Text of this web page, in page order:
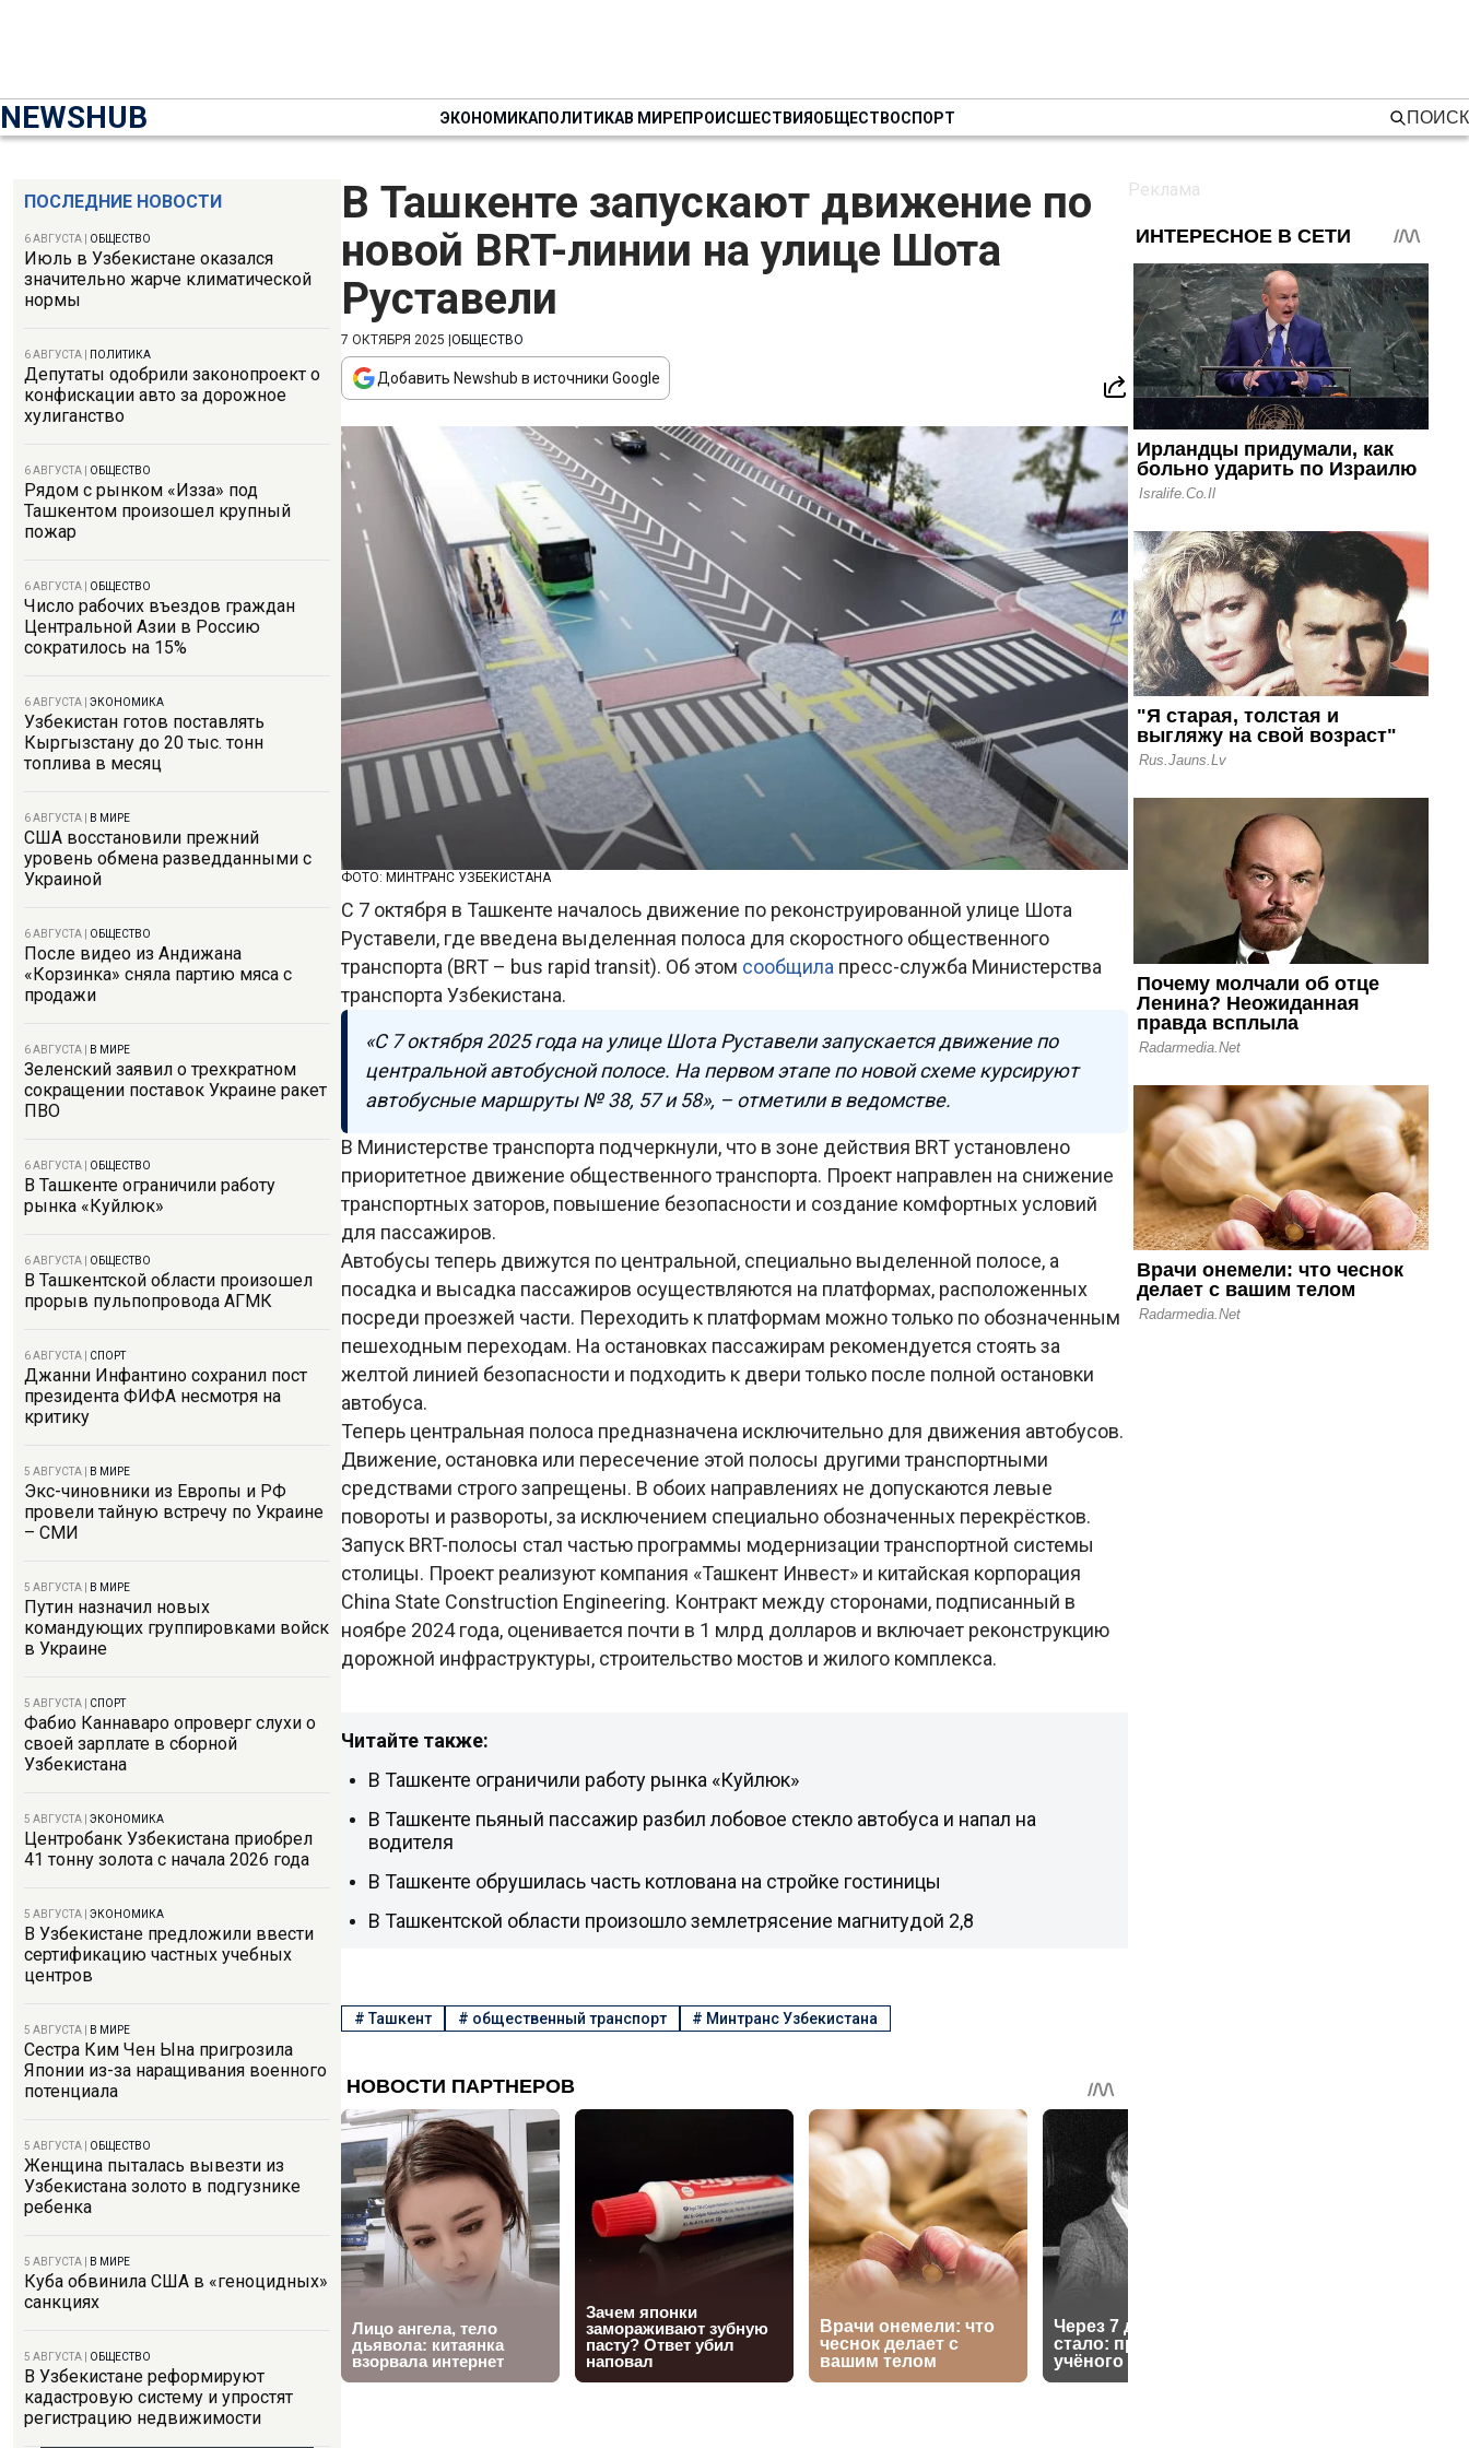
NEWSHUB ЭКОНОМИКАПОЛИТИКАВ МИРЕПРОИСШЕСТВИЯОБЩЕСТВОСПОРТ ПОИСК
ПОСЛЕДНИЕ НОВОСТИ
6 АВГУСТА ОБЩЕСТВО
Июль в Узбекистане оказался
значительно жарче климатической
нормы
6 АВГУСТА ПОЛИТИКА
Депутаты одобрили законопроект о
конфискации авто за дорожное
хулиганство
6 АВГУСТА ОБЩЕСТВО
Рядом с рынком «Изза» под
Ташкентом произошел крупный
пожар
6 АВГУСТА ОБЩЕСТВО
Число рабочих въездов граждан
Центральной Азии в Россию
сократилось на 15%
6 АВГУСТА ЭКОНОМИКА
Узбекистан готов поставлять
Кыргызстану до 20 тыс. тонн
топлива в месяц
6 АВГУСТА В МИРЕ
США восстановили прежний
уровень обмена разведданными с
Украиной
6 АВГУСТА ОБЩЕСТВО
После видео из Андижана
«Корзинка» сняла партию мяса с
продажи
6 АВГУСТА В МИРЕ
Зеленский заявил о трехкратном
сокращении поставок Украине ракет
ПВО
6 АВГУСТА ОБЩЕСТВО
В Ташкенте ограничили работу
рынка «Куйлюк»
6 АВГУСТА ОБЩЕСТВО
В Ташкентской области произошел
прорыв пульпопровода АГМК
6 АВГУСТА СПОРТ
Джанни Инфантино сохранил пост
президента ФИФА несмотря на
критику
5 АВГУСТА В МИРЕ
Экс-чиновники из Европы и РФ
провели тайную встречу по Украине
– СМИ
5 АВГУСТА В МИРЕ
Путин назначил новых
командующих группировками войск
в Украине
5 АВГУСТА СПОРТ
Фабио Каннаваро опроверг слухи о
своей зарплате в сборной
Узбекистана
5 АВГУСТА ЭКОНОМИКА
Центробанк Узбекистана приобрел
41 тонну золота с начала 2026 года
5 АВГУСТА ЭКОНОМИКА
В Узбекистане предложили ввести
сертификацию частных учебных
центров
5 АВГУСТА В МИРЕ
Сестра Ким Чен Ына пригрозила
Японии из-за наращивания военного
потенциала
5 АВГУСТА ОБЩЕСТВО
Женщина пыталась вывезти из
Узбекистана золото в подгузнике
ребенка
5 АВГУСТА В МИРЕ
Куба обвинила США в «геноцидных»
санкциях
5 АВГУСТА ОБЩЕСТВО
В Узбекистане реформируют
кадастровую систему и упростят
регистрацию недвижимости
В Ташкенте запускают движение по
новой BRT-линии на улице Шота
Руставели
7 ОКТЯБРЯ 2025 ОБЩЕСТВО
Добавить Newshub в источники Google
ФОТО: МИНТРАНС УЗБЕКИСТАНА
С 7 октября в Ташкенте началось движение по реконструированной улице Шота
Руставели, где введена выделенная полоса для скоростного общественного
транспорта (BRT – bus rapid transit). Об этом сообщила пресс-служба Министерства
транспорта Узбекистана.
«С 7 октября 2025 года на улице Шота Руставели запускается движение по
центральной автобусной полосе. На первом этапе по новой схеме курсируют
автобусные маршруты № 38, 57 и 58», – отметили в ведомстве.
В Министерстве транспорта подчеркнули, что в зоне действия BRT установлено
приоритетное движение общественного транспорта. Проект направлен на снижение
транспортных заторов, повышение безопасности и создание комфортных условий
для пассажиров.
Автобусы теперь движутся по центральной, специально выделенной полосе, а
посадка и высадка пассажиров осуществляются на платформах, расположенных
посреди проезжей части. Переходить к платформам можно только по обозначенным
пешеходным переходам. На остановках пассажирам рекомендуется стоять за
желтой линией безопасности и подходить к двери только после полной остановки
автобуса.
Теперь центральная полоса предназначена исключительно для движения автобусов.
Движение, остановка или пересечение этой полосы другими транспортными
средствами строго запрещены. В обоих направлениях не допускаются левые
повороты и развороты, за исключением специально обозначенных перекрёстков.
Запуск BRT-полосы стал частью программы модернизации транспортной системы
столицы. Проект реализуют компания «Ташкент Инвест» и китайская корпорация
China State Construction Engineering. Контракт между сторонами, подписанный в
ноябре 2024 года, оценивается почти в 1 млрд долларов и включает реконструкцию
дорожной инфраструктуры, строительство мостов и жилого комплекса.
Читайте также:
В Ташкенте ограничили работу рынка «Куйлюк»
В Ташкенте пьяный пассажир разбил лобовое стекло автобуса и напал на
водителя
В Ташкенте обрушилась часть котлована на стройке гостиницы
В Ташкентской области произошло землетрясение магнитудой 2,8
#Ташкент # общественный транспорт # Минтранс Узбекистана